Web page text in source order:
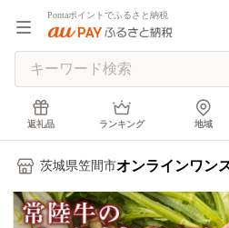
Pontaポイントでふるさと納税
返礼品 ランキング 地域
茨城県笠間市オンラインワン